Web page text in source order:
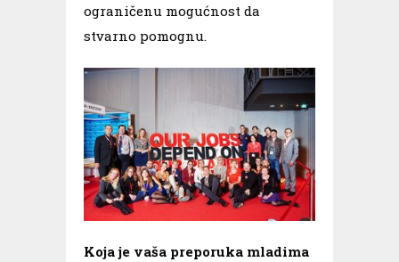
ograničenu mogućnost da
stvarno pomognu.
Koja je vaša preporuka mladima